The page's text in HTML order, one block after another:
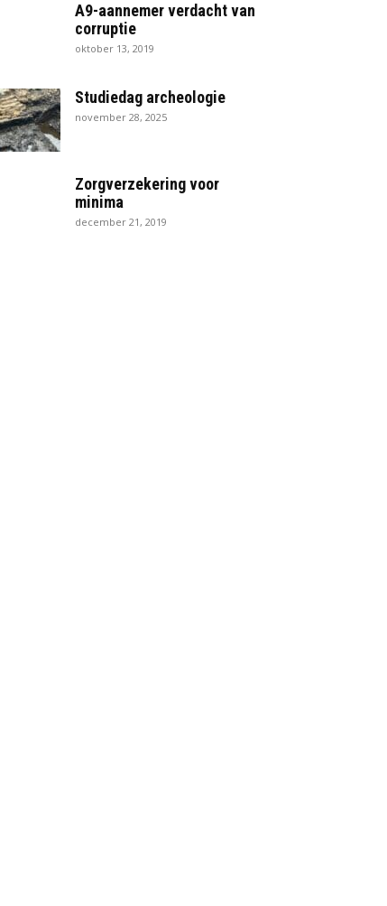
A9-aannemer verdacht van
corruptie
oktober 13, 2019
Studiedag archeologie
november 28, 2025
Zorgverzekering voor
minima
december 21, 2019